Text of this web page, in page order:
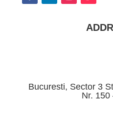
Bucuresti, Sector 3
Nr. 150